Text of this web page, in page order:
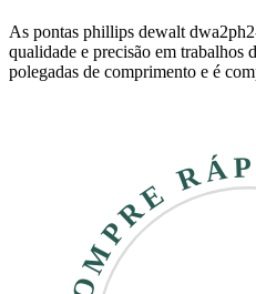
As pontas phillips dewalt
qualidade e precisão em trabalhos
polegadas de comprimento e é